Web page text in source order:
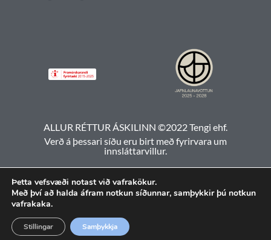
ALLUR RÉTTUR ÁSKILINN ©2022 Tengi ehf.
Verð á þessari síðu eru birt með fyrirvara um
innsláttarvillur.
Þetta vefsvæði notast við vafrakökur.
Með því að halda áfram notkun síðunnar, samþykkir þú notkun
vafrakaka.
Samþykkja
Stillingar